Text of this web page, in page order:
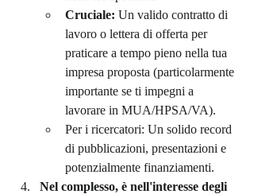
Cruciale: Un valido contratto di
lavoro o lettera di offerta per
praticare a tempo pieno nella tua
impresa proposta (particolarmente
importante se ti impegni a
lavorare in MUA/HPSA/VA).
Per i ricercatori: Un solido record
di pubblicazioni, presentazioni e
potenzialmente finanziamenti.
Nel complesso, è nell'interesse degli